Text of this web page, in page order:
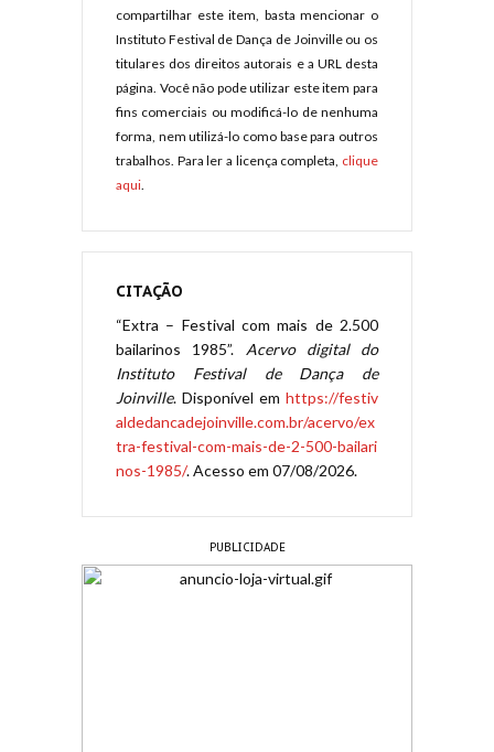
compartilhar este item, basta mencionar o
Instituto Festival de Dança de Joinville ou os
titulares dos direitos autorais e a URL desta
página. Você não pode utilizar este item para
fins comerciais ou modificá-lo de nenhuma
forma, nem utilizá-lo como base para outros
trabalhos. Para ler a licença completa, clique
aqui
CITAÇÃO
“Extra – Festival com mais de 2.500
bailarinos 1985”. Acervo digital do
Instituto Festival de Dança de
Joinville. Disponível em https://festiv
aldedancadejoinville.com.br/acervo/ex
tra-festival-com-mais-de-2-500-bailari
nos-1985/. Acesso em 07/08/2026.
PUBLICIDADE